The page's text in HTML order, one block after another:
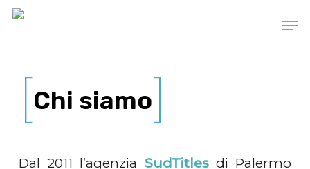
Skip
Chi siamo
Dal 2011 l’agenzia SudTitlesdi Palermo